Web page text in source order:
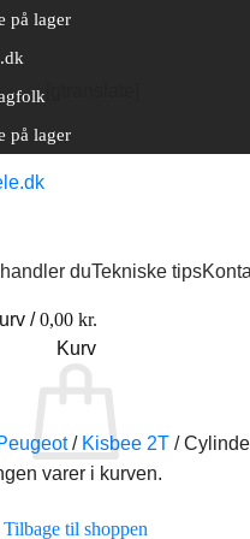
på lager
på lager
/0,00 kr.
Kurv
varer i kurven.
Tilbage til shoppen
duTekniske tips
/ Kisbee 2T /